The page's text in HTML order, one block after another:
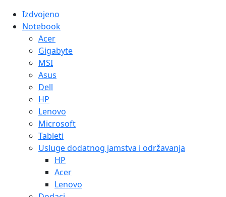
Izdvojeno
Notebook
Acer
Gigabyte
MSI
Asus
Dell
HP
Lenovo
Microsoft
Tableti
Usluge dodatnog jamstva i održavanja
HP
Acer
Lenovo